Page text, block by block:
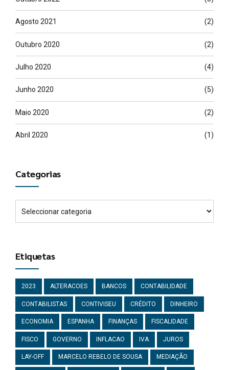
Agosto 2021 (2)
Outubro 2020 (2)
Julho 2020 (4)
Junho 2020 (5)
Maio 2020 (2)
Abril 2020 (1)
Categorias
Etiquetas
2023 ALTERACOES BANCOS CONTABILIDADE
CONTABILISTAS CONTIVISEU CRÉDITO DINHEIRO
ECONOMIA ESPANHA FINANÇAS FISCALIDADE
FISCO GOVERNO INFLACAO IVA JUROS
LAY-OFF MARCELO REBELO DE SOUSA MEDIAÇÃO